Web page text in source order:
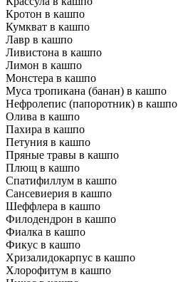
Кротон в кашпо
Кумкват в кашпо
Лавр в кашпо
Ливистона в кашпо
Лимон в кашпо
Монстера в кашпо
Муса тропикана (банан) в кашпо
Нефролепис (папоротник) в кашпо
Олива в кашпо
Пахира в кашпо
Петуния в кашпо
Пряные травы в кашпо
Плющ в кашпо
Спатифиллум в кашпо
Сансевиерия в кашпо
Шеффлера в кашпо
Филодендрон в кашпо
Фиалка в кашпо
Фикус в кашпо
Хризалидокарпус в кашпо
Хлорофитум в кашпо